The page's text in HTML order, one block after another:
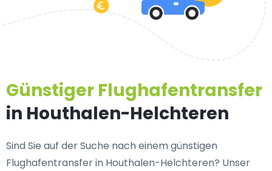
Günstiger Flughafentransfer
in Houthalen-Helchteren
Sind Sie auf der Suche nach einem günstigen
Flughafentransfer in Houthalen-Helchteren? Unser